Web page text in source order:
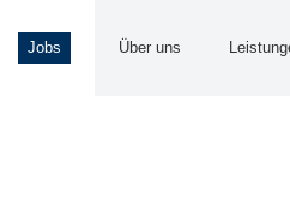
Jobs Über uns